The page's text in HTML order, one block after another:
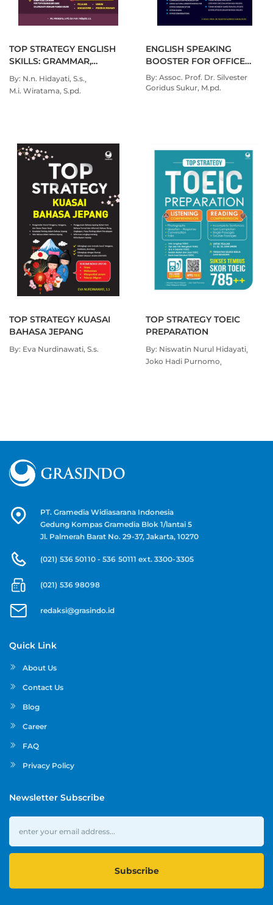
TOP STRATEGY ENGLISH
SKILLS: GRAMMAR,
CONVERSATION
By: N.n. Hidayati, S.s.
M.i. Wiratama, S.pd.
ENGLISH SPEAKING
BOOSTER FOR OFFICE
COMMUNICATION
By: Assoc. Prof. Dr. Silvester
Goridus Sukur, M.pd.
TOP STRATEGY KUASAI
BAHASA JEPANG
By: Eva Nurdinawati, S.s.
TOP STRATEGY TOEIC
PREPARATION
By: Niswatin Nurul Hidayati
Joko Hadi Purnomo
PT. Gramedia Widiasarana Indonesia
Gedung Kompas Gramedia Blok 1/lantai 5
Jl. Palmerah Barat No. 29-37, Jakarta, 10270
(021) 536 50110 - 536 50111 ext. 3300-3305
(021) 536 98098
redaksi@grasindo.id
Quick Link
About Us
Contact Us
Blog
Career
FAQ
Privacy Policy
Newsletter Subscribe
Subscribe